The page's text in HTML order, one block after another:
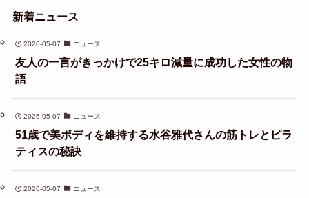
新着ニュース
2026-05-07 ニュース
友人の一言がきっかけで25キロ減量に成功した女性の物
語
2026-05-07 ニュース
51歳で美ボディを維持する水谷雅代さんの筋トレとピラ
ティスの秘訣
2026-05-07 ニュース